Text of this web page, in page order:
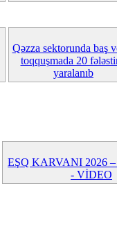
Qəzza sektorunda baş
toqquşmada 20
yaralanıb
EŞQ KARVANI 2026 –
- VİDEO